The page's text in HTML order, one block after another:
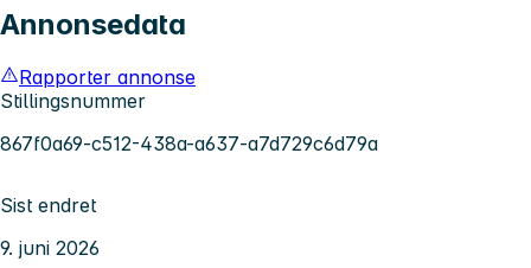
Annonsedata
Rapporter annonse
Stillingsnummer
867f0a69-c512-438a-a637-a7d729c6d79a
Sist endret
9. juni 2026